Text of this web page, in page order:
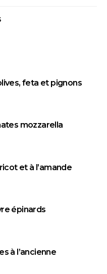
feta et pignons
mozzarella
et à l’amande
épinards
à l’ancienne